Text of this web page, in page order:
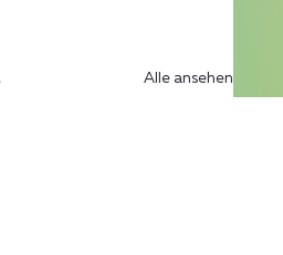
Alle ansehen